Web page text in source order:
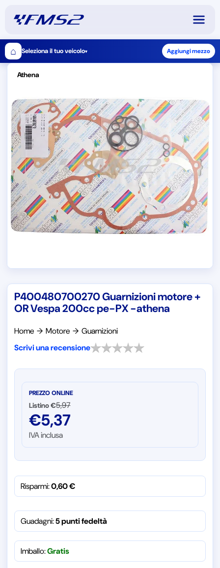
⌂ Seleziona il tuo veicolo▾ Aggiungi mezzo
Athena
P400480700270 Guarnizioni motore +
OR Vespa 200cc pe-PX -athena
Home → Motore → Guarnizioni
Scrivi una recensione
PREZZO ONLINE
Listino €5,97
€5,37
IVA inclusa
Risparmi:0,60€
Guadagni:5 punti fedeltà
Imballo:Gratis